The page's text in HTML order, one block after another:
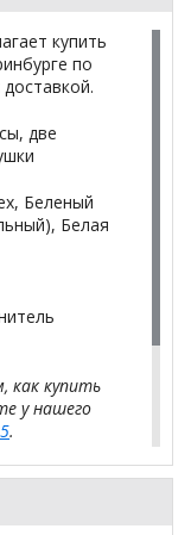
купить
по
две
Беленый
Белая
как купить
у нашего
.
магазинах-